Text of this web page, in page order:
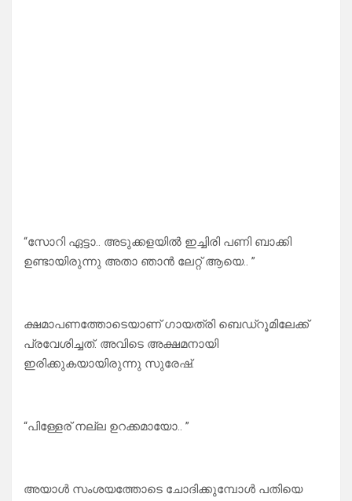
“സോറി ഏട്ടാ.. അടുക്കളയിൽ ഇച്ചിരി പണി ബാക്കി
ഉണ്ടായിരുന്നു അതാ ഞാൻ ലേറ്റ് ആയെ.. ”
ക്ഷമാപണത്തോടെയാണ് ഗായത്രി ബെഡ്റൂമിലേക്ക്
പ്രവേശിച്ചത്. അവിടെ അക്ഷമനായി
ഇരിക്കുകയായിരുന്നു സുരേഷ്.
“പിള്ളേര് നല്ല ഉറക്കമായോ.. ”
അയാൾ സംശയത്തോടെ ചോദിക്കുമ്പോൾ പതിയെ